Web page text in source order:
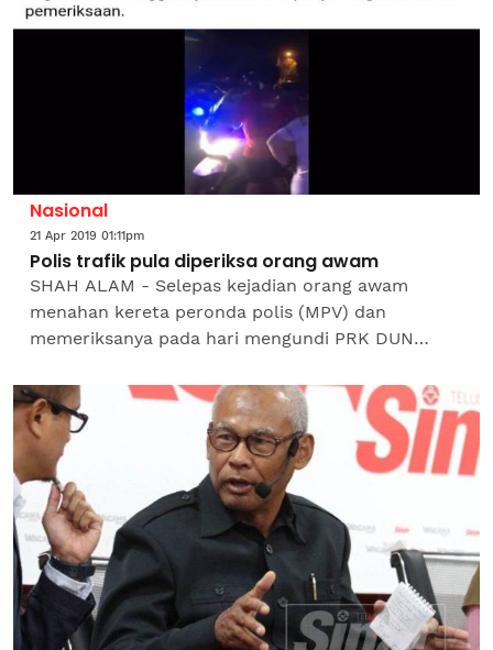
Nasional
21 Apr 2019 01:11pm
Polis trafik pula diperiksa orang awam
SHAH ALAM - Selepas kejadian orang awam
menahan kereta peronda polis (MPV) dan
memeriksanya pada hari mengundi PRK DUN
yang hampir sama. Video yang...